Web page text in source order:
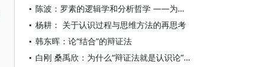
陈波：罗素的逻辑学和分析哲学 ——为纪念罗素访华一百周年而作
杨耕： 关于认识过程与思维方法的再思考
韩东晖：论“结合”的辩证法
白刚 桑禹欣：为什么“辩证法就是认识论”？